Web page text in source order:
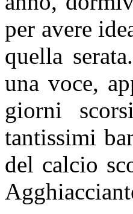
per avere
quella
una voce,
giorni
tantissimi
del calcio